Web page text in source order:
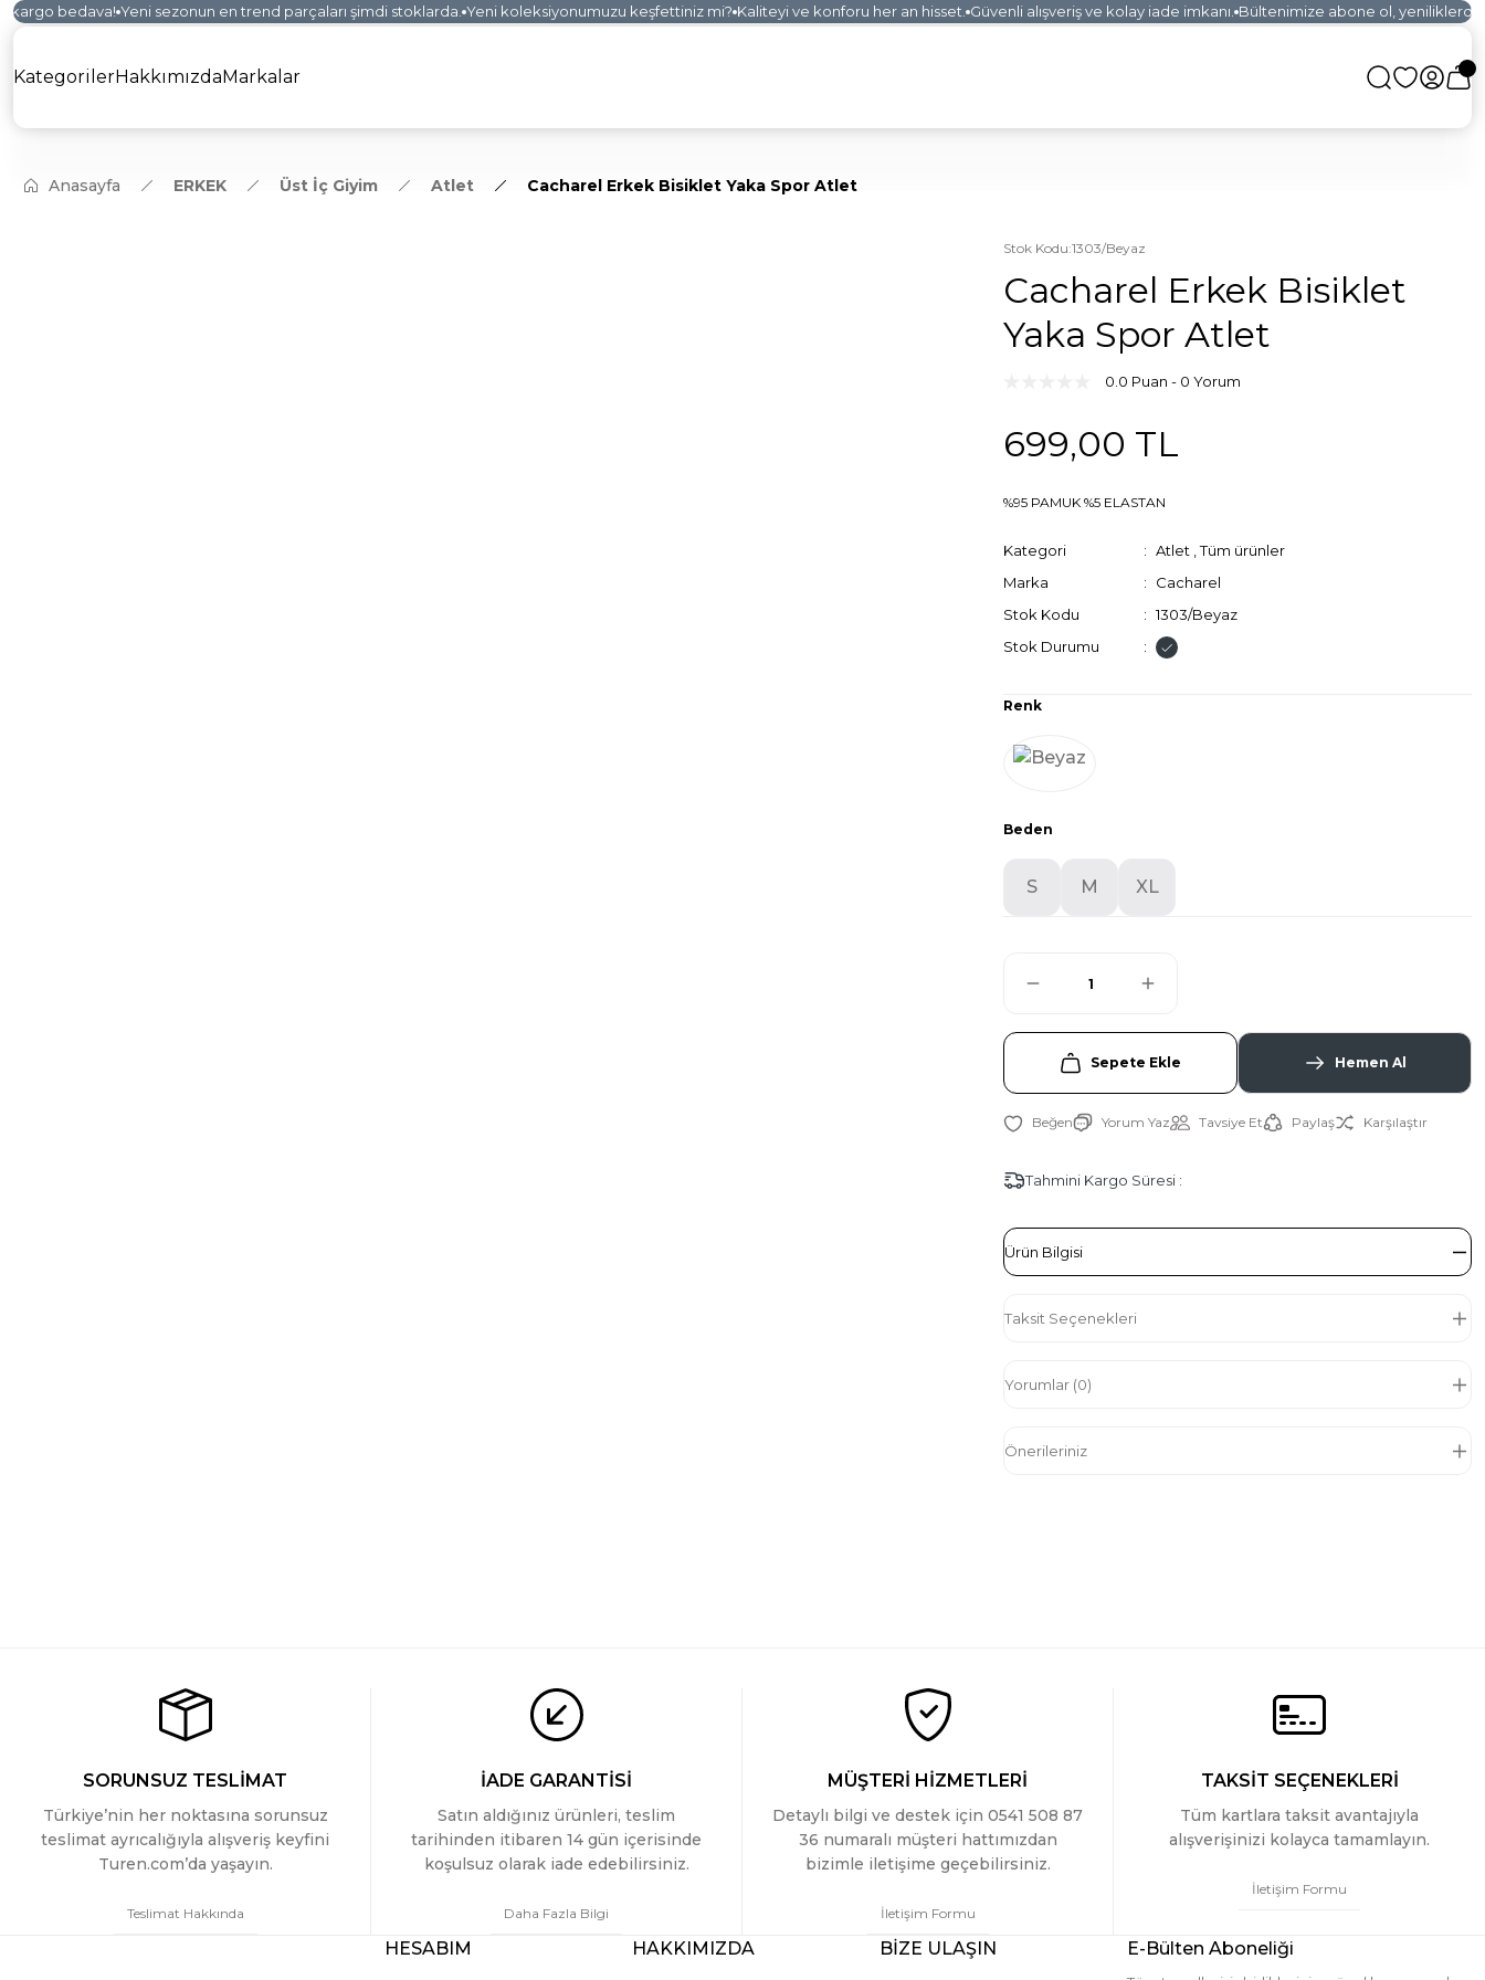
bedava! Yeni sezonun en trend parçaları şimdi stoklarda. Yeni koleksiyonumuzu keşfettiniz mi? Kaliteyi ve konforu her an hisset. Güvenli alışveriş ve kolay iade imkanı. Bültenimize abone ol, yeniliklerden
KategorilerHakkımızdaMarkalar
Anasayfa ERKEK Üst İç Giyim Atlet Cacharel Erkek Bisiklet Yaka Spor Atlet
Stok Kodu:1303/Beyaz
Cacharel Erkek Bisiklet
Yaka Spor Atlet
0.0 Puan - 0 Yorum
699,00 TL
%95 PAMUK %5 ELASTAN
Kategori Atlet ,Tüm ürünler
Marka
Cacharel
Stok Kodu
1303/Beyaz
Stok Durumu
Renk
Beden
S M XL
Sepete Ekle Hemen Al
Yorum Yaz Tavsiye Et Paylaş Karşılaştır
Tahmini Kargo Süresi :
Ürün Bilgisi
Taksit Seçenekleri
Yorumlar (0)
Önerileriniz
SORUNSUZ TESLİMAT
Türkiye’nin her noktasına sorunsuz
teslimat ayrıcalığıyla alışveriş keyfini
Turen.com’da yaşayın.
Teslimat Hakkında
İADE GARANTİSİ
Satın aldığınız ürünleri, teslim
tarihinden itibaren 14 gün içerisinde
koşulsuz olarak iade edebilirsiniz.
Daha Fazla Bilgi
MÜŞTERİ HİZMETLERİ
Detaylı bilgi ve destek için 0541 508 87
36 numaralı müşteri hattımızdan
bizimle iletişime geçebilirsiniz.
İletişim Formu
TAKSİT SEÇENEKLERİ
Tüm kartlara taksit avantajıyla
alışverişinizi kolayca tamamlayın.
İletişim Formu
HESABIM HAKKIMIZDA BİZE ULAŞIN E-Bülten Aboneliği